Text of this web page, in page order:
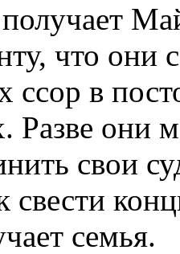
что они
ссор в
Разве они
свои
свести
семья.